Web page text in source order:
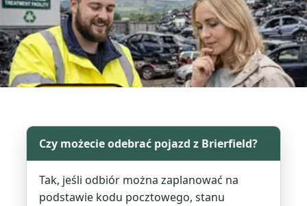
Czy możecie odebrać pojazd z Brierfield?
Tak, jeśli odbiór można zaplanować na
podstawie kodu pocztowego, stanu